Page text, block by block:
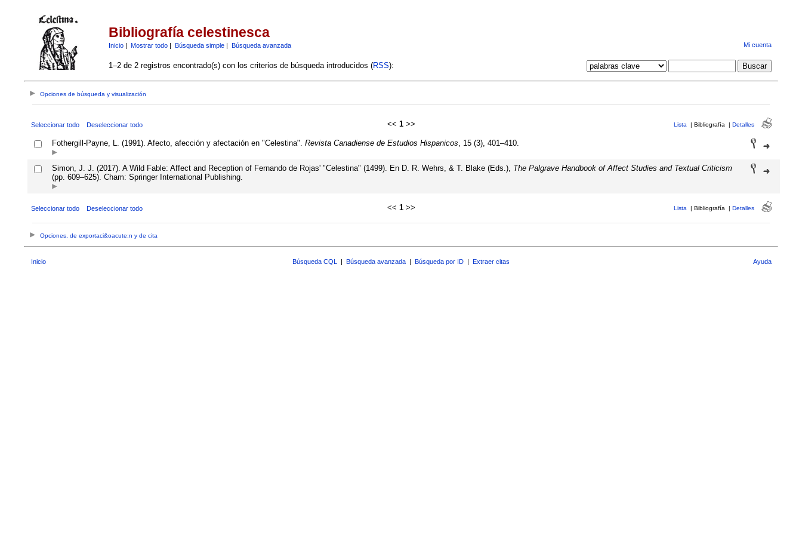
Bibliografía celestinesca
Inicio| Mostrar todo| Búsqueda simple| Búsqueda avanzada Mi cuenta
1–2 de 2 registros encontrado(s) con los criterios de búsqueda introducidos (RSS):
Opciones de búsqueda y visualización
Seleccionar todo Deseleccionar todo << 1>> Lista | Bibliografía | Detalles
Fothergill-Payne, L. (1991). Afecto, afección y afectación en "Celestina". Revista Canadiense de Estudios Hispanicos , 15 (3), 401–410.
Simon, J. J. (2017). A Wild Fable: Affect and Reception of Fernando de Rojas' "Celestina" (1499). En D. R. Wehrs, & T. Blake (Eds.), The Palgrave Handbook of Affect Studies and Textual Criticism
(pp. 609–625). Cham: Springer International Publishing.
Seleccionar todo Deseleccionar todo << 1>> Lista | Bibliografía | Detalles
Opciones, de exportaci&oacute;n y de cita
Inicio Búsqueda CQL | Búsqueda avanzada | Búsqueda por ID | Extraer citas Ayuda